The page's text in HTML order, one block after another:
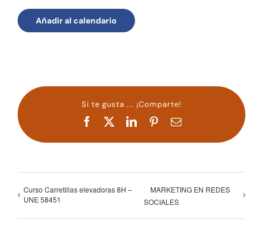
Añadir al calendario
Si te gusta ... ¡Comparte!
Facebook LinkedInPinterestCorreo
Curso Carretillas elevadoras 8H –
UNE 58451
MARKETING EN REDES
SOCIALES